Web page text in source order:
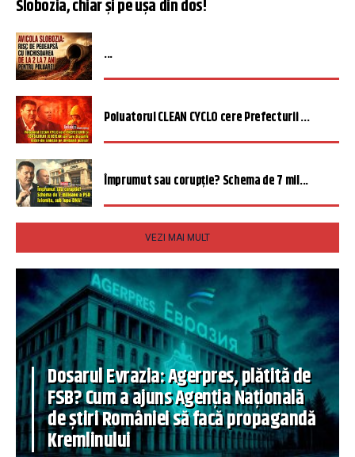
Slobozia, chiar și pe ușa din dos!
...
Poluatorul CLEAN CYCLO cere Prefecturii ...
Împrumut sau corupție? Schema de 7 mil...
VEZI MAI MULT
Dosarul Evrazia: Agerpres, plătită de
FSB? Cum a ajuns Agenția Națională
de știri României să facă propagandă
Kremlinului